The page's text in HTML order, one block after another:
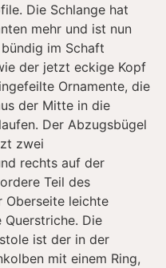
Die Schlange hat
mehr und ist nun
im Schaft
der jetzt eckige Kopf
Ornamente, die
der Mitte in die
Der Abzugsbügel
zwei
rechts auf der
Teil des
Oberseite leichte
Querstriche. Die
ist der in der
mit einem Ring,